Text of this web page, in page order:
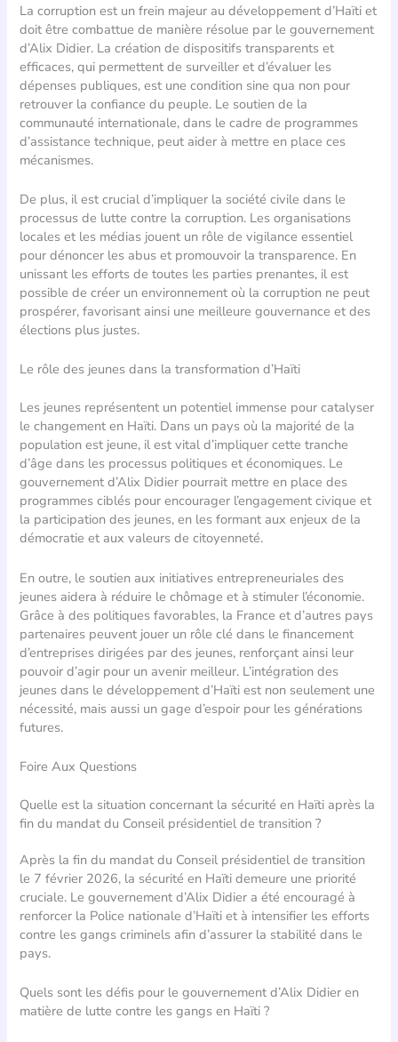
La corruption est un frein majeur au développement d’Haïti et
doit être combattue de manière résolue par le gouvernement
d’Alix Didier. La création de dispositifs transparents et
efficaces, qui permettent de surveiller et d’évaluer les
dépenses publiques, est une condition sine qua non pour
retrouver la confiance du peuple. Le soutien de la
communauté internationale, dans le cadre de programmes
d’assistance technique, peut aider à mettre en place ces
mécanismes.
De plus, il est crucial d’impliquer la société civile dans le
processus de lutte contre la corruption. Les organisations
locales et les médias jouent un rôle de vigilance essentiel
pour dénoncer les abus et promouvoir la transparence. En
unissant les efforts de toutes les parties prenantes, il est
possible de créer un environnement où la corruption ne peut
prospérer, favorisant ainsi une meilleure gouvernance et des
élections plus justes.
Le rôle des jeunes dans la transformation d’Haïti
Les jeunes représentent un potentiel immense pour catalyser
le changement en Haïti. Dans un pays où la majorité de la
population est jeune, il est vital d’impliquer cette tranche
d’âge dans les processus politiques et économiques. Le
gouvernement d’Alix Didier pourrait mettre en place des
programmes ciblés pour encourager l’engagement civique et
la participation des jeunes, en les formant aux enjeux de la
démocratie et aux valeurs de citoyenneté.
En outre, le soutien aux initiatives entrepreneuriales des
jeunes aidera à réduire le chômage et à stimuler l’économie.
Grâce à des politiques favorables, la France et d’autres pays
partenaires peuvent jouer un rôle clé dans le financement
d’entreprises dirigées par des jeunes, renforçant ainsi leur
pouvoir d’agir pour un avenir meilleur. L’intégration des
jeunes dans le développement d’Haïti est non seulement une
nécessité, mais aussi un gage d’espoir pour les générations
futures.
Foire Aux Questions
Quelle est la situation concernant la sécurité en Haïti après la
fin du mandat du Conseil présidentiel de transition ?
Après la fin du mandat du Conseil présidentiel de transition
le 7 février 2026, la sécurité en Haïti demeure une priorité
cruciale. Le gouvernement d’Alix Didier a été encouragé à
renforcer la Police nationale d’Haïti et à intensifier les efforts
contre les gangs criminels afin d’assurer la stabilité dans le
pays.
Quels sont les défis pour le gouvernement d’Alix Didier en
matière de lutte contre les gangs en Haïti ?